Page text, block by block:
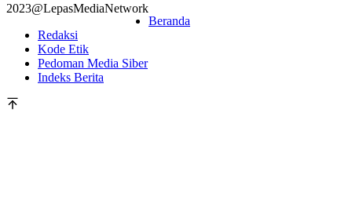
2023@LepasMediaNetwork
Beranda
Redaksi
Kode Etik
Pedoman Media Siber
Indeks Berita